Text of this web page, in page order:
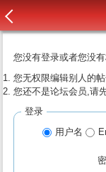
您没有登录或者您没
您无权限编辑别人的
您还不是论坛会员,请
登录
用户名